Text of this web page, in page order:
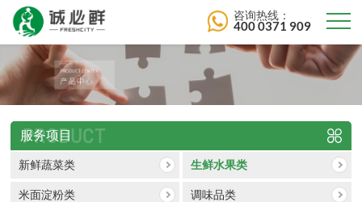
咨询热线：
400 0371 909
PRODUCT
服务项目
新鲜蔬菜类 生鲜水果类
米面淀粉类 调味品类